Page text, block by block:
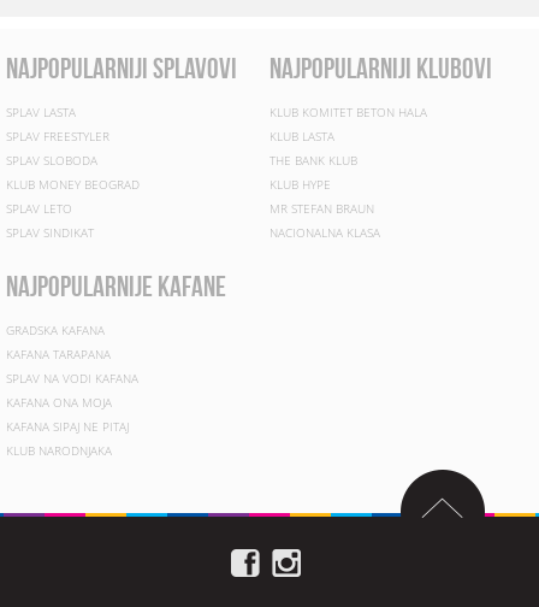
najpopularniji splavovi
SPLAV LASTA
SPLAV FREESTYLER
SPLAV SLOBODA
KLUB MONEY BEOGRAD
SPLAV LETO
SPLAV SINDIKAT
najpopularniji klubovi
KLUB KOMITET BETON HALA
KLUB LASTA
THE BANK KLUB
KLUB HYPE
MR STEFAN BRAUN
NACIONALNA KLASA
najpopularnije kafane
GRADSKA KAFANA
KAFANA TARAPANA
SPLAV NA VODI KAFANA
KAFANA ONA MOJA
KAFANA SIPAJ NE PITAJ
KLUB NARODNJAKA